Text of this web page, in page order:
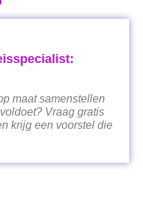
maat samenstellen
Vraag gratis
krijg een voorstel die